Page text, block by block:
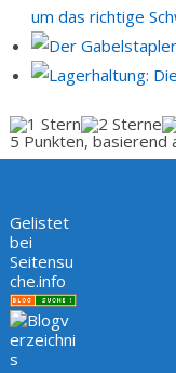
um das richtige
5 Punkten, basierend
Gelistet
bei
Seitensu
che.info